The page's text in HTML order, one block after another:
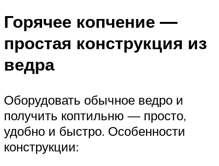
Горячее копчение —
простая конструкция из
ведра
Оборудовать обычное ведро и
получить коптильню — просто,
удобно и быстро. Особенности
конструкции: